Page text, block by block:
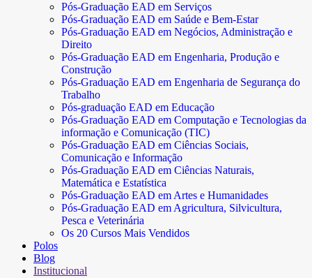
Pós-Graduação EAD em Serviços
Pós-Graduação EAD em Saúde e Bem-Estar
Pós-Graduação EAD em Negócios, Administração e
Direito
Pós-Graduação EAD em Engenharia, Produção e
Construção
Pós-Graduação EAD em Engenharia de Segurança do
Trabalho
Pós-graduação EAD em Educação
Pós-Graduação EAD em Computação e Tecnologias da
informação e Comunicação (TIC)
Pós-Graduação EAD em Ciências Sociais,
Comunicação e Informação
Pós-Graduação EAD em Ciências Naturais,
Matemática e Estatística
Pós-Graduação EAD em Artes e Humanidades
Pós-Graduação EAD em Agricultura, Silvicultura,
Pesca e Veterinária
Os 20 Cursos Mais Vendidos
Polos
Blog
Institucional